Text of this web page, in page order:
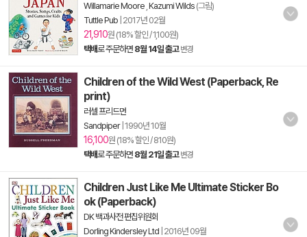
Willamarie Moore Kazumi Wilds (그림)
Tuttle Pub 2017년 02월
21,910원 (18% 할인 / 1,100원)
택배로 주문하면 8월 14일 출고 변경
Children of the Wild West (Paperback, Re
print)
러셀 프리드먼
Sandpiper| 1990년 10월
16,100원 (18% 할인 / 810원)
택배로 주문하면 8월 21일 출고 변경
Children Just Like Me Ultimate Sticker Bo
ok (Paperback)
DK 백과사전 편집위원회
Dorling Kindersley Ltd 2016년 09월